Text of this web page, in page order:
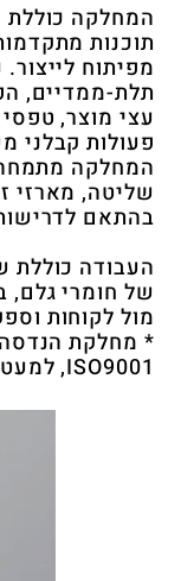
המחלקה כוללת
תוכנות
מפיתוח
תלת-ממדיים,
פעולות קבלני
המחלקה מתמחה
שליטה, מארזי
בהתאם
מול לקוחות
ISO9001, למעט הנדסת ייצור.